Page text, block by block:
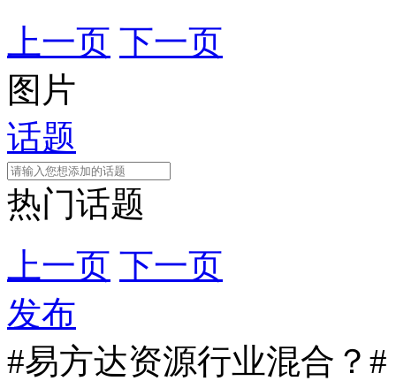
上一页 下一页
图片
话题
热门话题
上一页 下一页
发布
#易方达资源行业混合？#